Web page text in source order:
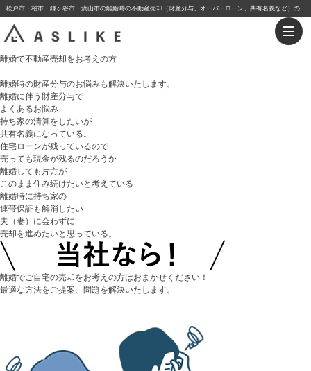
松戸市・柏市・鎌ヶ谷市・流山市の離婚時の不動産売却（財産分与、オーバーローン、共有名義など）のご相談｜株式会社アスライク
離婚で不動産売却をお考えの方
離婚時の財産分与のお悩みも解決いたします。
離婚に伴う財産分与で
よくあるお悩み
持ち家の清算をしたいが
共有名義になっている。
住宅ローンが残っているので
売っても現金が残るのだろうか
離婚しても片方が
このまま住み続けたいと考えている
離婚時に持ち家の
連帯保証も解消したい
夫（妻）に会わずに
売却を進めたいと思っている。
離婚でご自宅の売却をお考えの方はおまかせください！
最適な方法をご提案、問題を解決いたします。